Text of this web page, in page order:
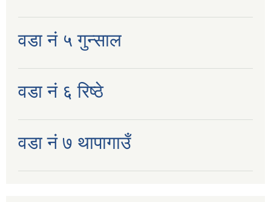
वडा नं ५ गुन्साल
वडा नं ६ रिष्ठे
वडा नं ७ थापागाउँ